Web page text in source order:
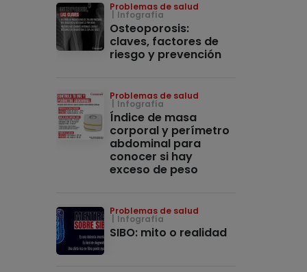
Problemas de salud
Infografía
Osteoporosis:
claves, factores de
riesgo y prevención
Problemas de salud
Infografía
Índice de masa
corporal y perímetro
abdominal para
conocer si hay
exceso de peso
Problemas de salud
Infografía
SIBO: mito o realidad